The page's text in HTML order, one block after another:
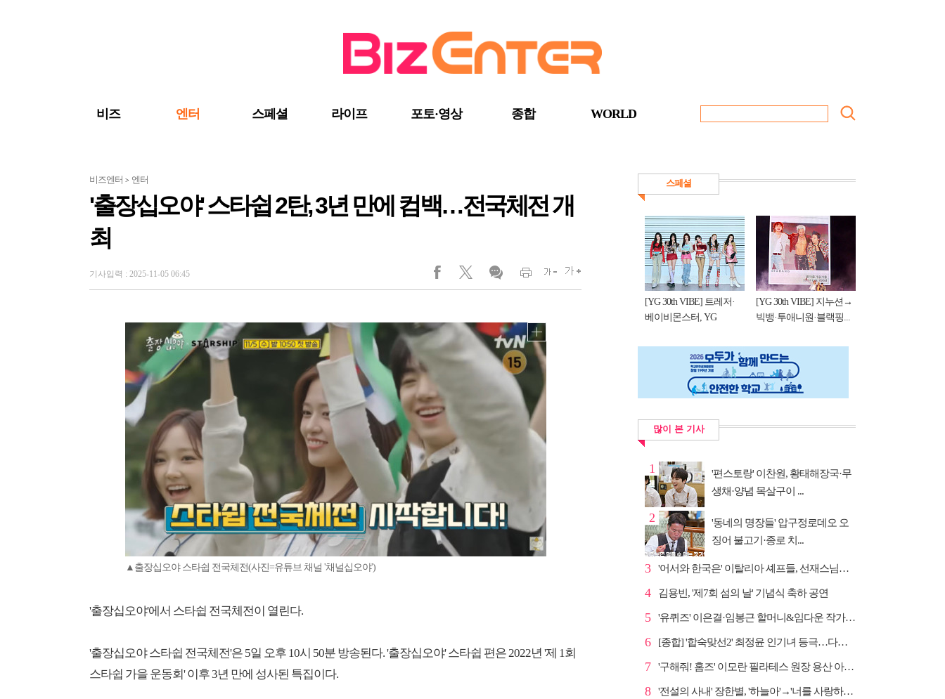
비즈 엔터 스페셜 라이프 포토·영상 종합 WORLD
비즈엔터 > 엔터
'출장십오야' 스타쉽 2탄, 3년 만에 컴백…전국체전 개
최
기사입력 : 2025-11-05 06:45
▲출장십오야 스타쉽 전국체전(사진=유튜브 채널 '채널십오야')
'출장십오야'에서 스타쉽 전국체전이 열린다.
'출장십오야 스타쉽 전국체전'은 5일 오후 10시 50분 방송된다. '출장십오야' 스타쉽 편은 2022년 '제 1회
스타쉽 가을 운동회' 이후 3년 만에 성사된 특집이다.
스페셜
[YG 30th VIBE] 트레저·
베이비몬스터, YG
[YG 30th VIBE] 지누션→
빅뱅·투애니원·블랙핑...
많이 본 기사
1
'편스토랑' 이찬원, 황태해장국·무
생채·양념 목살구이 ...
2
'동네의 명장들' 압구정로데오 오
징어 불고기·종로 치...
3 '어서와 한국은' 이탈리아 셰프들, 선재스님→라연 차도...
4 김용빈, '제7회 섬의 날' 기념식 축하 공연
5 '유퀴즈' 이은결·임봉근 할머니&임다운 작가·이승철, '...
6 [종합] '합숙맞선2' 최정윤 인기녀 등극…다음주 마지막...
7 '구해줘! 홈즈' 이모란 필라테스 원장 용산 아파트 방...
8 '전설의 사내' 장한별, '하늘아'→'너를 사랑하고도' 명...